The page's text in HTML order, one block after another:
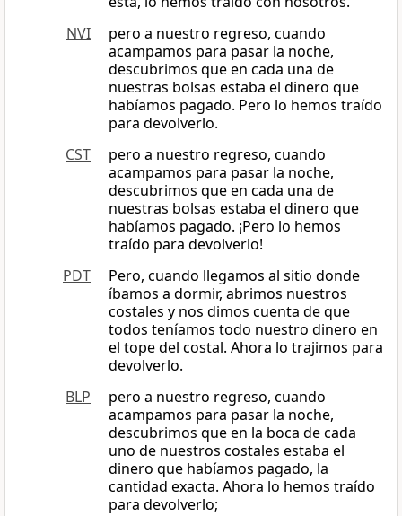
NVI
pero a nuestro regreso, cuando
acampamos para pasar la noche,
descubrimos que en cada una de
nuestras bolsas estaba el dinero que
habíamos pagado. Pero lo hemos traído
para devolverlo.
CST
pero a nuestro regreso, cuando
acampamos para pasar la noche,
descubrimos que en cada una de
nuestras bolsas estaba el dinero que
habíamos pagado. ¡Pero lo hemos
traído para devolverlo!
PDT
Pero, cuando llegamos al sitio donde
íbamos a dormir, abrimos nuestros
costales y nos dimos cuenta de que
todos teníamos todo nuestro dinero en
el tope del costal. Ahora lo trajimos para
devolverlo.
BLP
pero a nuestro regreso, cuando
acampamos para pasar la noche,
descubrimos que en la boca de cada
uno de nuestros costales estaba el
dinero que habíamos pagado, la
cantidad exacta. Ahora lo hemos traído
para devolverlo;